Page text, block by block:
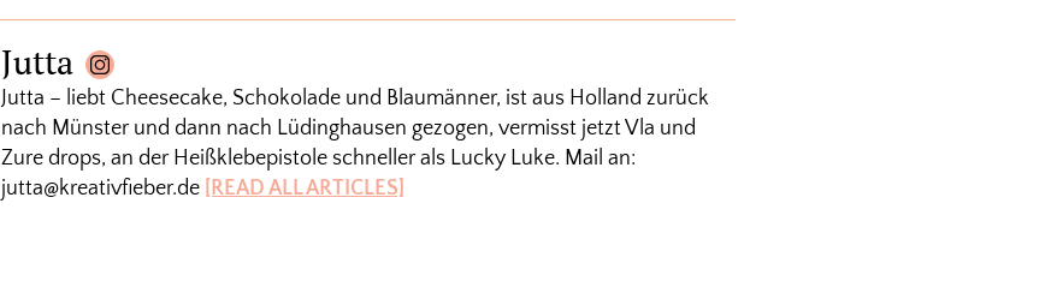
Jutta
Jutta – liebt Cheesecake, Schokolade und Blaumänner, ist aus Holland zurück
nach Münster und dann nach Lüdinghausen gezogen, vermisst jetzt Vla und
Zure drops, an der Heißklebepistole schneller als Lucky Luke. Mail an:
jutta@kreativfieber.de [READ ALL ARTICLES]